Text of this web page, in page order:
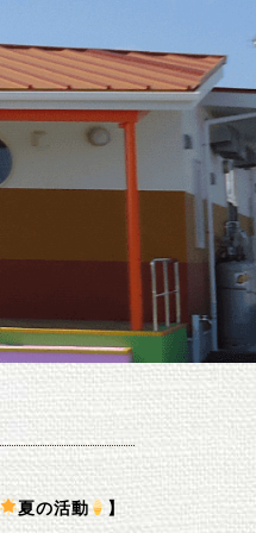
夏の活動
】